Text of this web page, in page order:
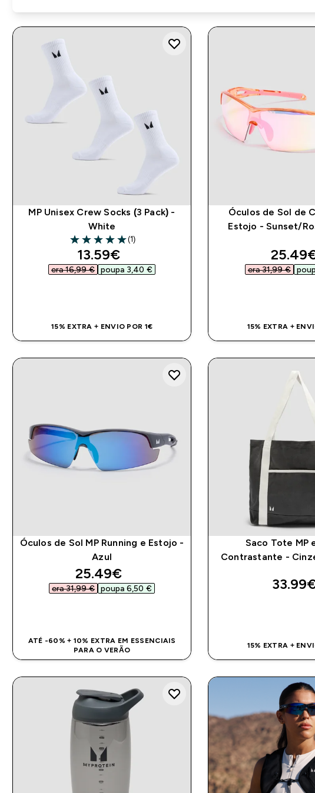
MP Unisex Crew Socks (3 Pack) -
White
5 out of 5 stars
(1)
discounted price
13.59€‎
era 16,99 €‎ poupa 3,40 €‎
15% EXTRA + ENVIO POR 1€
Óculos de Sol de
Estojo - Sunset/
era 31,99 €‎
15% EXTRA +
Óculos de Sol MP Running e Estojo -
Azul
discounted price
25.49€‎
era 31,99 €‎ poupa 6,50 €‎
ATÉ -60% + 10% EXTRA EM ESSENCIAIS
PARA O VERÃO
Saco Tote MP
Contrastante -
15% EXTRA +